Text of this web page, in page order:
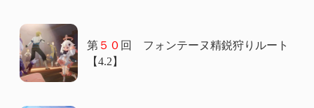
第５０ 回 フォンテーヌ精鋭狩りルート
【4.2】